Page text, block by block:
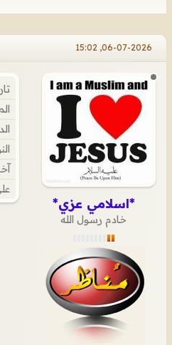
06-07-2026, 15:02
*اسلامي عزي*
خادم رسول الله